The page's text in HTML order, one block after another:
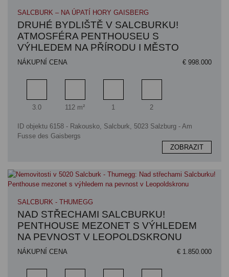
SALCBURK – NA ÚPATÍ HORY GAISBERG
DRUHÉ BYDLIŠTĚ V SALCBURKU!
ATMOSFÉRA PENTHOUSEU S
VÝHLEDEM NA PŘÍRODU I MĚSTO
NÁKUPNÍ CENA € 998.000
Pokoj
3.0
Obytný prostor
112 m²
Koupelna
1
Ložnice
2
ID objektu 6158 - Rakousko, Salcburk, 5023 Salzburg - Am
Fusse des Gaisbergs
ZOBRAZIT
SALCBURK - THUMEGG
NAD STŘECHAMI SALCBURKU!
PENTHOUSE MEZONET S VÝHLEDEM
NA PEVNOST V LEOPOLDSKRONU
NÁKUPNÍ CENA € 1.850.000